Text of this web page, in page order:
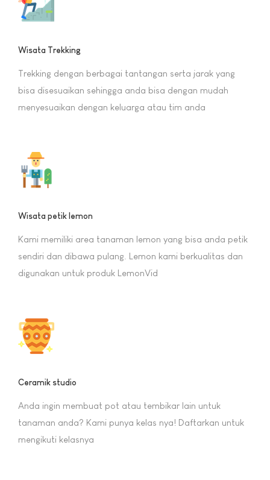
Wisata Trekking
Trekking dengan berbagai tantangan serta jarak yang
bisa disesuaikan sehingga anda bisa dengan mudah
menyesuaikan dengan keluarga atau tim anda
Wisata petik lemon
Kami memiliki area tanaman lemon yang bisa anda petik
sendiri dan dibawa pulang. Lemon kami berkualitas dan
digunakan untuk produk LemonVid
Ceramik studio
Anda ingin membuat pot atau tembikar lain untuk
tanaman anda? Kami punya kelas nya! Daftarkan untuk
mengikuti kelasnya